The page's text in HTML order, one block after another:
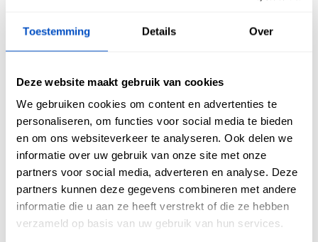
Toestemming Details Over
Deze website maakt gebruik van cookies
We gebruiken cookies om content en advertenties te
personaliseren, om functies voor social media te bieden
en om ons websiteverkeer te analyseren. Ook delen we
informatie over uw gebruik van onze site met onze
partners voor social media, adverteren en analyse. Deze
partners kunnen deze gegevens combineren met andere
informatie die u aan ze heeft verstrekt of die ze hebben
verzameld op basis van uw gebruik van hun services.
Tips om vinylstoffen klaar te maken voor je
project:
Gebruik een rolsnijder
Een rolsnijder werkt uitstekend met vinylstoffen en zal de
klus veel sneller klaren dan met een gewone schaar. Zorg er
wel voor dat je begint met een scherp mesje, want het wordt
snel bot.
Gebruik geen spelden met vinylstoffen